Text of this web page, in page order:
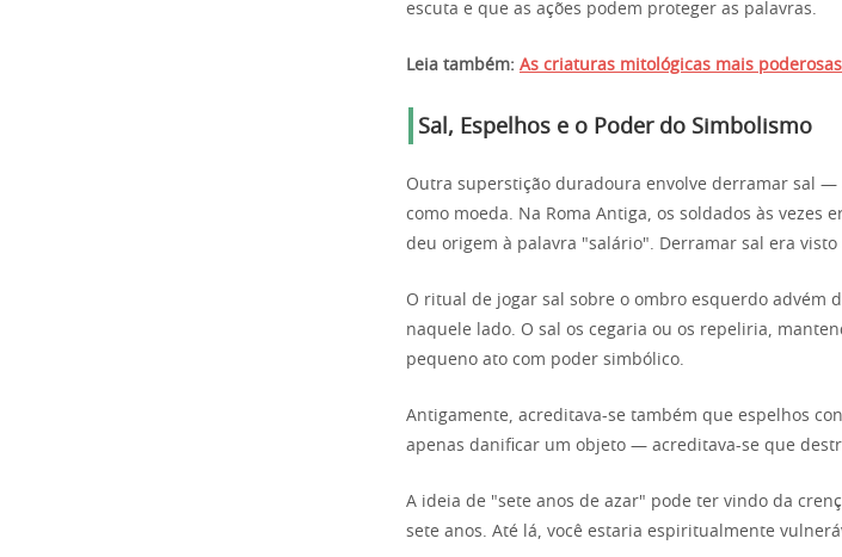
escuta e que as ações podem proteger as palavras.
Leia também: As criaturas mitológicas mais
Sal, Espelhos e o Poder do Simbolismo
Outra superstição duradoura envolve derramar sal
como moeda. Na Roma Antiga, os soldados às vezes
deu origem à palavra "salário". Derramar sal era
O ritual de jogar sal sobre o ombro esquerdo advém
naquele lado. O sal os cegaria ou os repeliria,
pequeno ato com poder simbólico.
Antigamente, acreditava-se também que espelhos
apenas danificar um objeto — acreditava-se que
A ideia de "sete anos de azar" pode ter vindo da
sete anos. Até lá, você estaria espiritualmente